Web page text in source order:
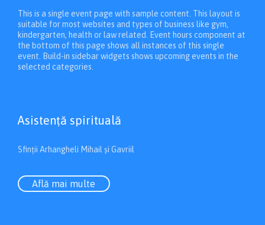
This is a single event page with sample content. This layout is
suitable for most websites and types of business like gym,
kindergarten, health or law related. Event hours component at
the bottom of this page shows all instances of this single
event. Build-in sidebar widgets shows upcoming events in the
selected categories.
Asistenţă spirituală
Sfinții Arhangheli Mihail și Gavriil
Află mai multe